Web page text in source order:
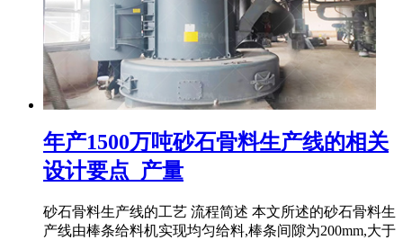
年产1500万吨砂石骨料生产线的相关
设计要点_产量
砂石骨料生产线的工艺 流程简述 本文所述的砂石骨料生
产线由棒条给料机实现均匀给料,棒条间隙为200mm,大于